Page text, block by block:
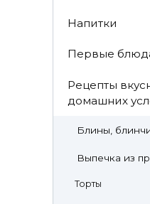
Напитки
Первые
Рецепты
домашних
Блины,
Выпечка из
Торты